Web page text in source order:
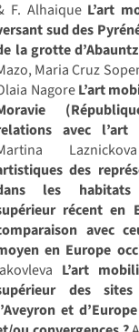
F. Alhaique L’art
sud des
la grotte
Maria Cruz
NagoreL’art
avec
des
les habitats
récent en
avec
en Europe
L’art
des
et